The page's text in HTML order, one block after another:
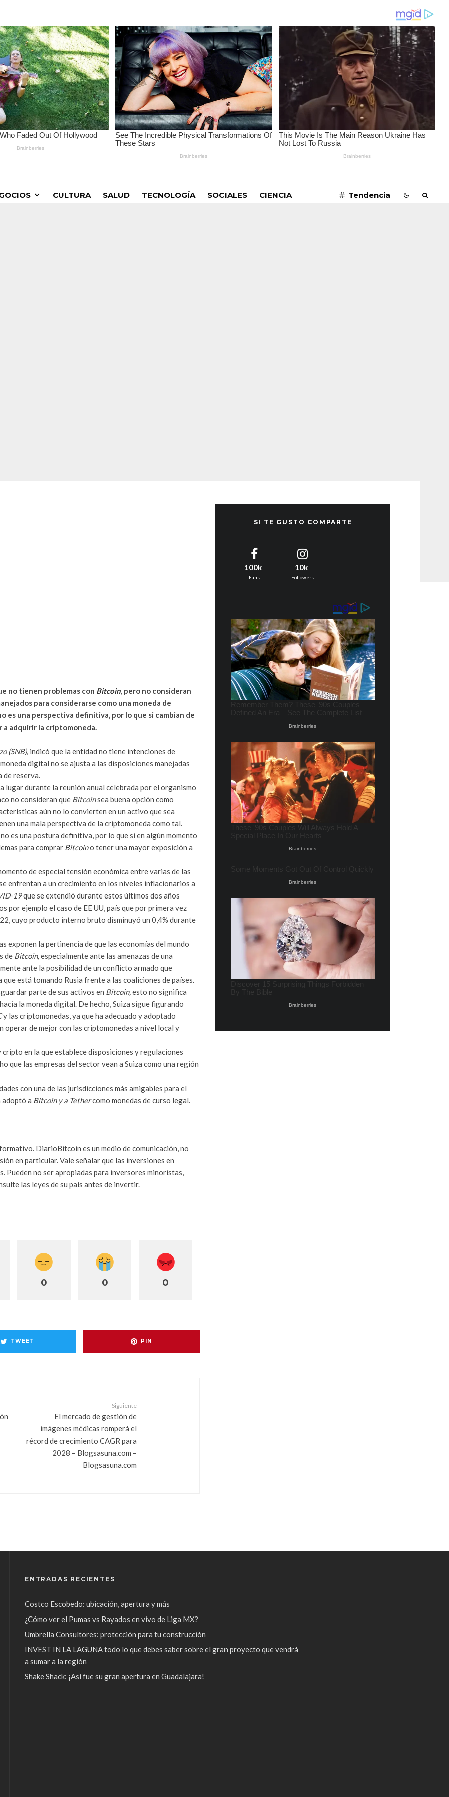
CULTURA SALUD TECNOLOGÍA SOCIALES CIENCIA Tendencia
no tienen problemas con Bitcoin, pero no consideran
para considerarse como una moneda de
es una perspectiva definitiva, por lo que si cambian de
a adquirir la criptomoneda.
(SNB), indicó que la entidad no tiene intenciones de
digital no se ajusta a las disposiciones manejadas
de reserva.
lugar durante la reunión anual celebrada por el organismo
no consideran que Bitcoinsea buena opción como
aún no lo convierten en un activo que sea
una mala perspectiva de la criptomoneda como tal.
es una postura definitiva, por lo que si en algún momento
para comprar Bitcoino tener una mayor exposición a
de especial tensión económica entre varias de las
enfrentan a un crecimiento en los niveles inflacionarios a
19que se extendió durante estos últimos dos años
por ejemplo el caso de EE UU, país que por primera vez
cuyo producto interno bruto disminuyó un 0,4% durante
exponen la pertinencia de que las economías del mundo
de Bitcoin,especialmente ante las amenazas de una
ante la posibilidad de un conflicto armado que
está tomando Rusia frente a las coaliciones de países.
parte de sus activos en Bitcoin,esto no significa
la moneda digital. De hecho, Suiza sigue figurando
y las criptomonedas, ya que ha adecuado y adoptado
operar de mejor con las criptomonedas a nivel local y
en la que establece disposiciones y regulaciones
que las empresas del sector vean a Suiza como una región
con una de las jurisdicciones más amigables para el
adoptó a Bitcoiny a Tethercomo monedas de curso legal.
DiarioBitcoin es un medio de comunicación, no
en particular. Vale señalar que las inversiones en
Pueden no ser apropiadas para inversores minoristas,
las leyes de su país antes de invertir.
0 0 0
TWEET PIN
Siguiente
El mercado de gestión de
imágenes médicas romperá el
récord de crecimiento CAGR para
2028 – Blogsasuna.com –
Blogsasuna.com
SI TE GUSTO COMPARTE
100k
Fans
10k
Followers
ENTRADAS RECIENTES
Costco Escobedo: ubicación, apertura y más
¿Cómo ver el Pumas vs Rayados en vivo de Liga MX?
Umbrella Consultores: protección para tu construcción
INVEST IN LA LAGUNA todo lo que debes saber sobre el gran proyecto que vendrá
a sumar a la región
Shake Shack: ¡Así fue su gran apertura en Guadalajara!